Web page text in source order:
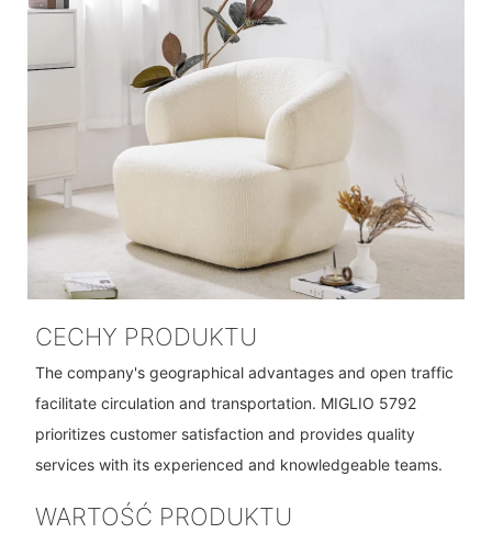
CECHY PRODUKTU
The company's geographical advantages and open traffic
facilitate circulation and transportation. MIGLIO 5792
prioritizes customer satisfaction and provides quality
services with its experienced and knowledgeable teams.
WARTOŚĆ PRODUKTU